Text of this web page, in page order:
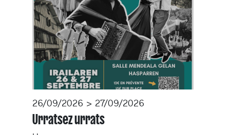
26/09/2026 > 27/09/2026
Urratsez urrats